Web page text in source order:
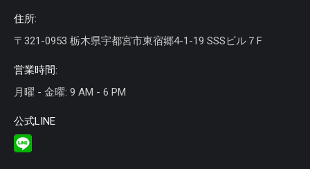
住所:
〒321-0953 栃木県宇都宮市東宿郷4-1-19 SSSビル７F
営業時間:
月曜 - 金曜: 9 AM - 6 PM
公式LINE